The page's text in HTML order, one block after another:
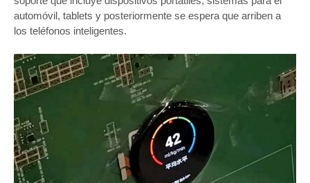
automóvil, tablets y posteriormente se espera que arriben a
los teléfonos inteligentes.